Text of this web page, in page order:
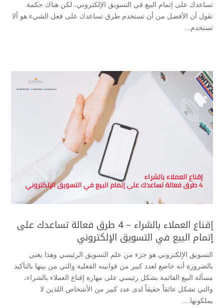
تساعدك على إتمام البيع في التسويق الإلكتروني، لكن هناك حكمة
تقول أن الأفضل من أن تستخدم طرق تساعدك على فعل الشيء هو ألا
تستخدم...
إقناع العملاء بالشراء – 4 طرق فعالة تساعدك على
إتمام البيع في التسويق الإلكتروني
التسويق الإلكتروني هو جزء من علم التسويق الرئيسي وهذا يعني
بالضرورة أنه خاضع لعدد كبير من قوانينه الفعلية والتي من بينها بالتأكيد
مسألة البيع القائمة بشكل رئيسي على مهارة إقناع العملاء بالشراء،
والتي تشكل عائقاً حقيقاً لدى عدد كبير من الأشخاص اللذين لا
يملكونها....